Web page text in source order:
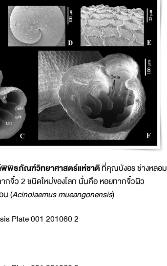
พิธภัณฑ์วิทยาศาสตร์แห่ชาติที่คุณบังอร ช่างหลอม
กจิ๋ว 2 ชนิดใหม่ของโลก นั่นคือ หอยทากจิ๋วผิว
น (Acinolaemus mueangonensis)